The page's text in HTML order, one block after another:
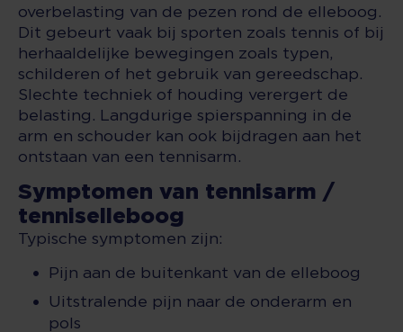
overbelasting van de pezen rond de elleboog.
Dit gebeurt vaak bij sporten zoals tennis of bij
herhaaldelijke bewegingen zoals typen,
schilderen of het gebruik van gereedschap.
Slechte techniek of houding verergert de
belasting. Langdurige spierspanning in de
arm en schouder kan ook bijdragen aan het
ontstaan van een tennisarm.
Symptomen van tennisarm /
tenniselleboog
Typische symptomen zijn:
Pijn aan de buitenkant van de elleboog
Uitstralende pijn naar de onderarm en
pols